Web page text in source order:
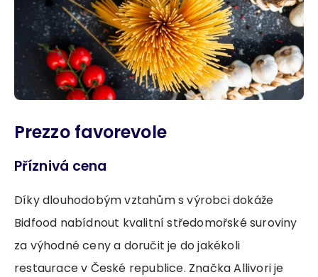
Prezzo favorevole
Příznivá cena
Díky dlouhodobým vztahům s výrobci dokáže
Bidfood nabídnout kvalitní středomořské suroviny
za výhodné ceny a doručit je do jakékoli
restaurace v České republice. Značka Allivori je